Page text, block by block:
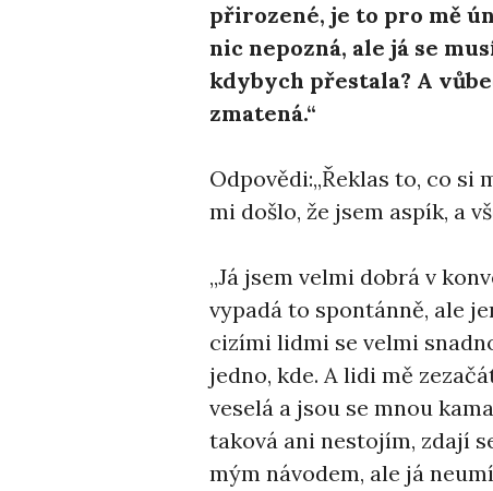
přirozené, je to pro mě
nic nepozná, ale já se
kdybych přestala? A
zmatená.“
Odpovědi:,,Řeklas to, co si
mi došlo, že jsem aspík, a
,,Já jsem velmi dobrá v
vypadá to spontánně, ale
cizími lidmi se velmi
jedno, kde. A lidi mě
veselá a jsou se mnou
taková ani nestojím, zdají
mým návodem, ale já